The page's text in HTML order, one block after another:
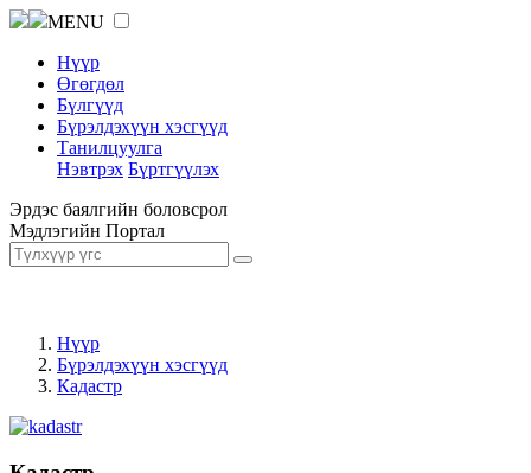
MENU
Нүүр
Өгөгдөл
Бүлгүүд
Бүрэлдэхүүн хэсгүүд
Танилцуулга
Нэвтрэх Бүртгүүлэх
Эрдэс баялгийн боловсрол
Мэдлэгийн Портал
Нүүр
Бүрэлдэхүүн хэсгүүд
Кадастр